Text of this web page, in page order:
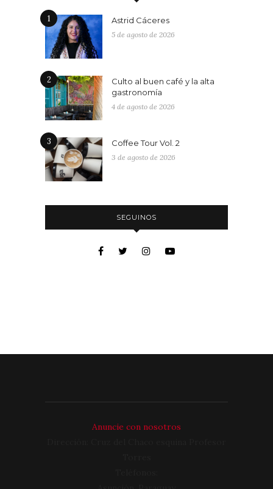
1 Astrid Cáceres
5 de agosto de 2026
2
Culto al buen café y la alta
gastronomía
4 de agosto de 2026
3 Coffee Tour Vol. 2
3 de agosto de 2026
SEGUINOS
Anuncie con nosotros